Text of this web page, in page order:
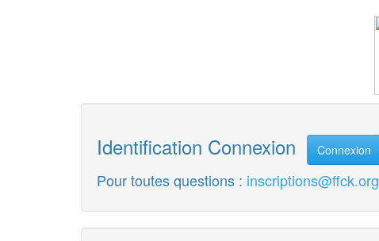
Identification Connexion Connexion
Pour toutes questions : inscriptions@ffck.org